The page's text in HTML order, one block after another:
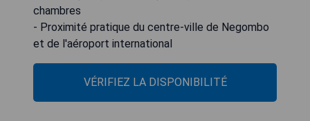
chambres
- Proximité pratique du centre-ville de Negombo
et de l'aéroport international
VÉRIFIEZ LA DISPONIBILITÉ